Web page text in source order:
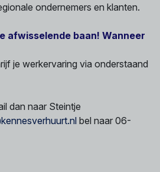
ondernemers en klanten.
afwisselende baan! Wanneer
je werkervaring via onderstaand
dan naar Steintje
bel naar 06-